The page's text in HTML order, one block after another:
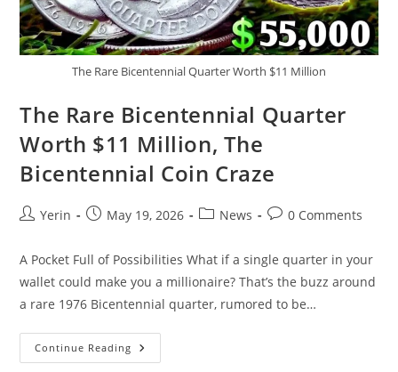
The Rare Bicentennial Quarter Worth $11 Million
The Rare Bicentennial Quarter
Worth $11 Million, The
Bicentennial Coin Craze
PostYerin
PostMay 19, 2026
PostNews
Post0 Comments
A Pocket Full of Possibilities What if a single quarter in your
wallet could make you a millionaire? That’s the buzz around
a rare 1976 Bicentennial quarter, rumored to be…
Continue Reading The
Rare